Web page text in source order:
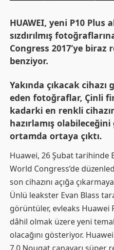
HUAWEI, yeni P10 Plus
sızdırılmış
Congress 2017’ye
benziyor.
Yakında çıkacak
eden fotoğraflar, Çinli
kadarki en renkli
hazırlamış
ortamda ortaya çıktı.
Huawei, 26 Şubat tarihinde
World Congress’de
son cihazını açığa
Ünlü leakster Evan Blass
görüntüler, evleaks Huawei
dâhil olmak üzere yeni
olacağını gösteriyor.